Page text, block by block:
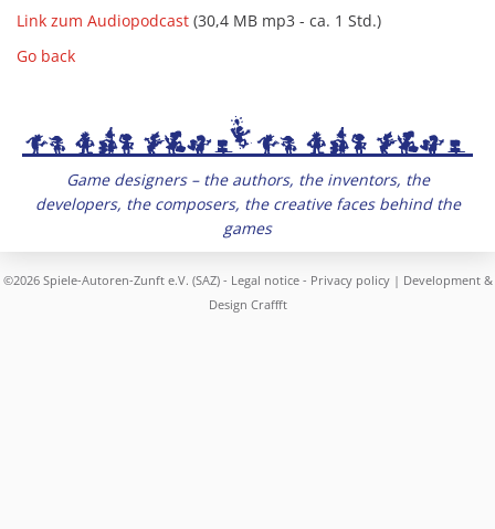
Link zum Audiopodcast (30,4 MB mp3 - ca. 1 Std.)
Go back
Game designers – the authors, the inventors, the
developers, the composers, the creative faces behind the
games
©2026 Spiele-Autoren-Zunft e.V. (SAZ) - Legal notice- Privacy policy| Development &
Design Craffft